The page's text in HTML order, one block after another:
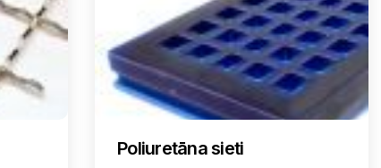
Poliuretāna sieti